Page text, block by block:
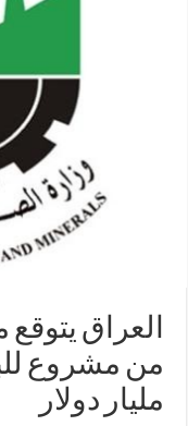
‏العراق‬ يتوقع
مليار دولار